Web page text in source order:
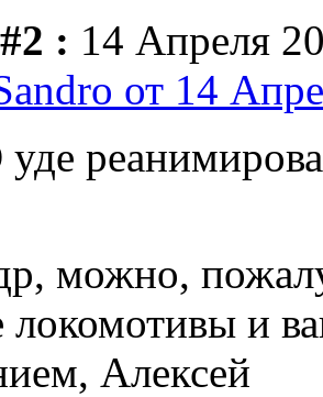
: 14 Апреля
от 14
можно,
локомотивы и
Алексей